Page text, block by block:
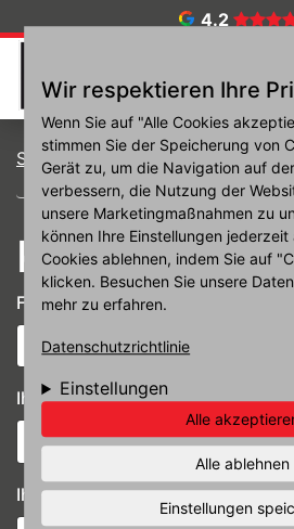
Wir respektieren Ihre
Wenn Sie auf "Alle Cookies
stimmen Sie der Speicherung von
Gerät zu, um die Navigation auf
verbessern, die Nutzung der
unsere Marketingmaßnahmen zu
können Ihre Einstellungen
Cookies ablehnen, indem Sie auf
klicken. Besuchen Sie unsere
mehr zu erfahren.
Datenschutzrichtlinie
Einstellungen
Alle
Alle ablehnen
Einstellungen
4.2
Startseite Kontakt
Kontakt
Filiale*
Ihr Name
Ihre E-Mail-Adresse*